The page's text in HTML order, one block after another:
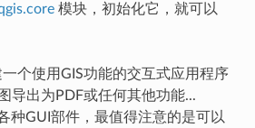
模块，初始化它，就可以
个使用GIS功能的交互式应用程序
导出为PDF或任何其他功能...
种GUI部件，最值得注意的是可以